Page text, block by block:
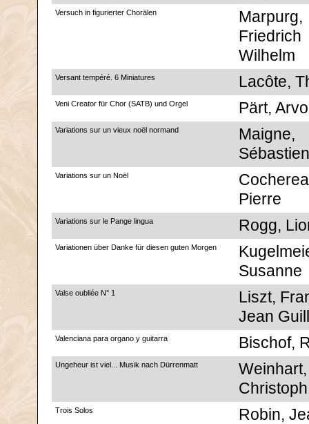
Versuch in figurierter Chorälen
Marpurg,
Friedrich
Wilhelm
Versant tempéré. 6 Miniatures Lacôte,
Veni Creator für Chor (SATB) und Orgel Pärt, Arvo
Variations sur un vieux noël normand
Maigne,
Sébastien
Variations sur un Noël
Pierre
Variations sur le Pange lingua Rogg,
Variationen über Danke für diesen guten Morgen
Susanne
Valse oubliée N° 1
Liszt,
Jean
Valenciana para organo y guitarra Bischof,
Ungeheur ist viel... Musik nach Dürrenmatt
Weinhart,
Christoph
Trois Solos
Robin,